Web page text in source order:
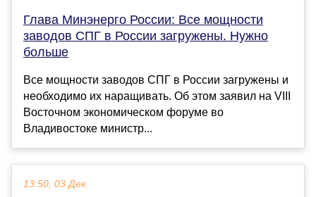
Глава Минэнерго России: Все мощности
заводов СПГ в России загружены. Нужно
больше
Все мощности заводов СПГ в России загружены и
необходимо их наращивать. Об этом заявил на VIII
Восточном экономическом форуме во
Владивостоке министр...
13:50, 03 Дек